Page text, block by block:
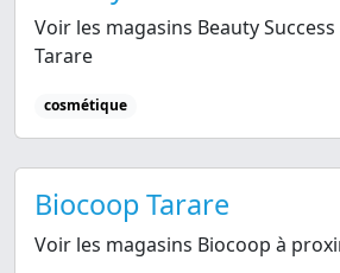
Voir les magasins Beauty
Tarare
cosmétique
Biocoop Tarare
Voir les magasins Biocoop à